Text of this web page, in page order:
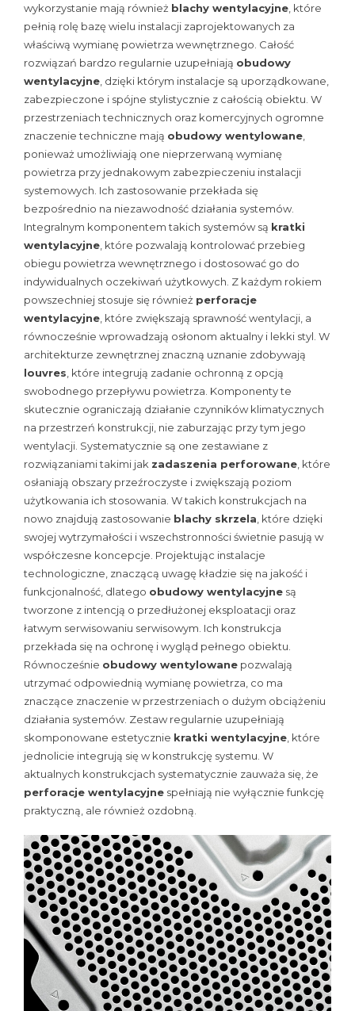
wykorzystanie mają również blachy wentylacyjne , które
pełnią rolę bazę wielu instalacji zaprojektowanych za
właściwą wymianę powietrza wewnętrznego. Całość
rozwiązań bardzo regularnie uzupełniają obudowy
wentylacyjne , dzięki którym instalacje są uporządkowane,
zabezpieczone i spójne stylistycznie z całością obiektu. W
przestrzeniach technicznych oraz komercyjnych ogromne
znaczenie techniczne mają obudowy wentylowane
ponieważ umożliwiają one nieprzerwaną wymianę
powietrza przy jednakowym zabezpieczeniu instalacji
systemowych. Ich zastosowanie przekłada się
bezpośrednio na niezawodność działania systemów.
Integralnym komponentem takich systemów są kratki
wentylacyjne , które pozwalają kontrolować przebieg
obiegu powietrza wewnętrznego i dostosować go do
indywidualnych oczekiwań użytkowych. Z każdym rokiem
powszechniej stosuje się również perforacje
wentylacyjne , które zwiększają sprawność wentylacji, a
równocześnie wprowadzają osłonom aktualny i lekki styl. W
architekturze zewnętrznej znaczną uznanie zdobywają
louvres , które integrują zadanie ochronną z opcją
swobodnego przepływu powietrza. Komponenty te
skutecznie ograniczają działanie czynników klimatycznych
na przestrzeń konstrukcji, nie zaburzając przy tym jego
wentylacji. Systematycznie są one zestawiane z
rozwiązaniami takimi jak zadaszenia perforowane , które
osłaniają obszary przeźroczyste i zwiększają poziom
użytkowania ich stosowania. W takich konstrukcjach na
nowo znajdują zastosowanie blachy skrzela , które dzięki
swojej wytrzymałości i wszechstronności świetnie pasują w
współczesne koncepcje. Projektując instalacje
technologiczne, znaczącą uwagę kładzie się na jakość i
funkcjonalność, dlatego obudowy wentylacyjne są
tworzone z intencją o przedłużonej eksploatacji oraz
łatwym serwisowaniu serwisowym. Ich konstrukcja
przekłada się na ochronę i wygląd pełnego obiektu.
Równocześnie obudowy wentylowane pozwalają
utrzymać odpowiednią wymianę powietrza, co ma
znaczące znaczenie w przestrzeniach o dużym obciążeniu
działania systemów. Zestaw regularnie uzupełniają
skomponowane estetycznie kratki wentylacyjne , które
jednolicie integrują się w konstrukcję systemu. W
aktualnych konstrukcjach systematycznie zauważa się, że
perforacje wentylacyjne spełniają nie wyłącznie funkcję
praktyczną, ale również ozdobną.